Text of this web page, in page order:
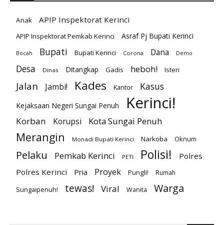
Anak APIP Inspektorat Kerinci
APIP Inspektorat Pemkab Kerinci Asraf Pj Bupati Kerinci
Bocah Bupati Bupati Kerinci Corona Dana Demo
Desa Dinas Ditangkap Gadis heboh! Isteri
Jalan Jambi! Kades Kantor Kasus
Kejaksaan Negeri Sungai Penuh Kerinci!
Korban Korupsi Kota Sungai Penuh
Merangin Monadi Bupati Kerinci Narkoba Oknum
Pelaku Pemkab Kerinci PETI Polisi!
Polres
Polres Kerinci
Pria Proyek Pungli! Rumah
Sungaipenuh! tewas! Viral Wanita Warga